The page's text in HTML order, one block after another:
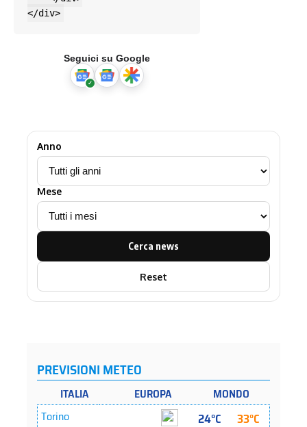
</div>
Seguici su Google
Anno
Mese
Cerca news
Reset